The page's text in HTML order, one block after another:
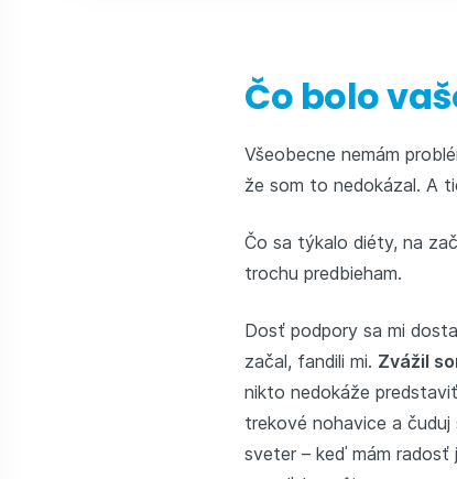
Čo bolo
Všeobecne nemám
že som to nedokázal. A
Čo sa týkalo diéty, na
trochu predbieham.
Dosť podpory sa mi
začal, fandili mi. Zvážil
nikto nedokáže
trekové nohavice a
sveter – keď mám radosť